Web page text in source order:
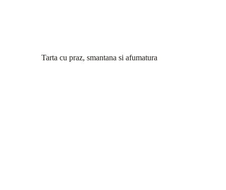
Tarta cu praz, smantana si afumatura